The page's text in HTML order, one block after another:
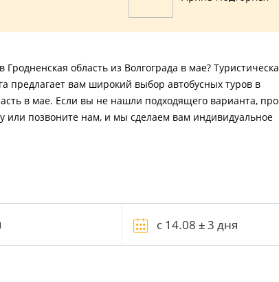
Гродненская область из Волгограда в мае?
предлагает вам широкий выбор автобусных туров в
в мае. Если вы не нашли подходящего варианта,
или позвоните нам, и мы сделаем вам индивидуальное